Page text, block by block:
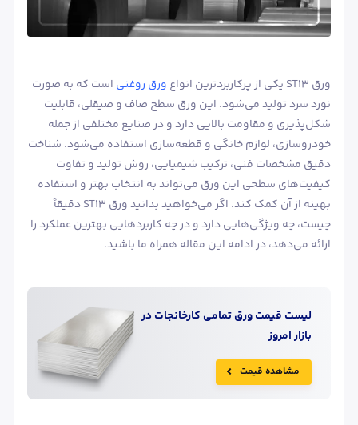
ورق ST13 یکی از پرکاربردترین انواع ورق روغنی است که به صورت
نورد سرد تولید می‌شود. این ورق سطح صاف و صیقلی، قابلیت
شکل‌پذیری و مقاومت بالایی دارد و در صنایع مختلفی از جمله
خودروسازی، لوازم خانگی و قطعه‌سازی استفاده می‌شود. شناخت
دقیق مشخصات فنی، ترکیب شیمیایی، روش تولید و تفاوت
کیفیت‌های سطحی این ورق می‌تواند به انتخاب بهتر و استفاده
بهینه از آن کمک کند. اگر می‌خواهید بدانید ورق ST13 دقیقاً
چیست، چه ویژگی‌هایی دارد و در چه کاربردهایی بهترین عملکرد را
ارائه می‌دهد، در ادامه این مقاله همراه ما باشید.
لیست قیمتورق‌تمامی کارخانجات در
بازار امروز
مشاهده قیمت